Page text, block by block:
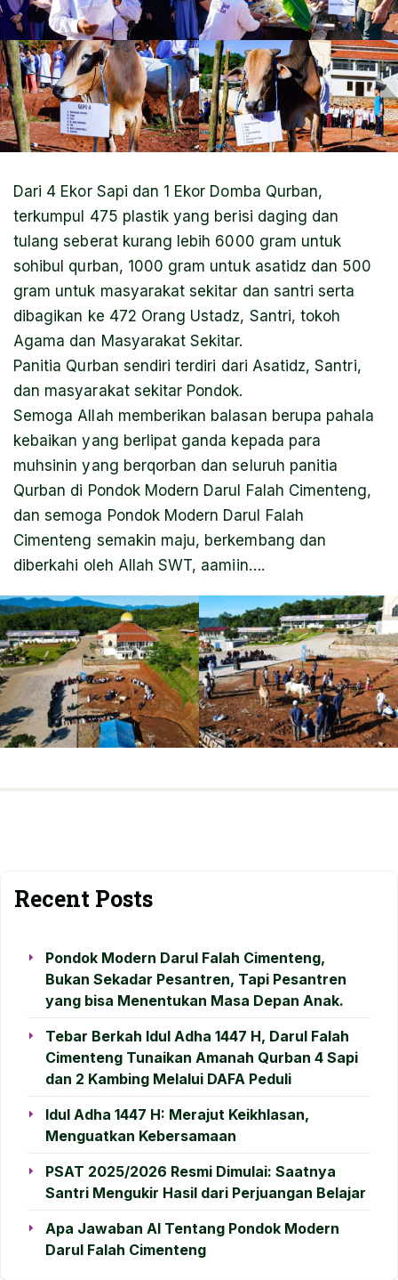
Dari 4 Ekor Sapi dan 1 Ekor Domba Qurban,
terkumpul 475 plastik yang berisi daging dan
tulang seberat kurang lebih 6000 gram untuk
sohibul qurban, 1000 gram untuk asatidz dan 500
gram untuk masyarakat sekitar dan santri serta
dibagikan ke 472 Orang Ustadz, Santri, tokoh
Agama dan Masyarakat Sekitar.
Panitia Qurban sendiri terdiri dari Asatidz, Santri,
dan masyarakat sekitar Pondok.
Semoga Allah memberikan balasan berupa pahala
kebaikan yang berlipat ganda kepada para
muhsinin yang berqorban dan seluruh panitia
Qurban di Pondok Modern Darul Falah Cimenteng,
dan semoga Pondok Modern Darul Falah
Cimenteng semakin maju, berkembang dan
diberkahi oleh Allah SWT, aamiin….
default
Recent Posts
Pondok Modern Darul Falah Cimenteng,
Bukan Sekadar Pesantren, Tapi Pesantren
yang bisa Menentukan Masa Depan Anak.
Tebar Berkah Idul Adha 1447 H, Darul Falah
Cimenteng Tunaikan Amanah Qurban 4 Sapi
dan 2 Kambing Melalui DAFA Peduli
Idul Adha 1447 H: Merajut Keikhlasan,
Menguatkan Kebersamaan
PSAT 2025/2026 Resmi Dimulai: Saatnya
Santri Mengukir Hasil dari Perjuangan Belajar
Apa Jawaban AI Tentang Pondok Modern
Darul Falah Cimenteng